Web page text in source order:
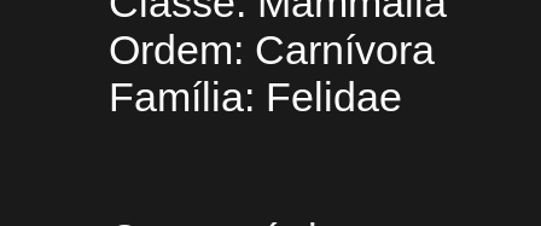
Ordem: Carnívora
Família: Felidae